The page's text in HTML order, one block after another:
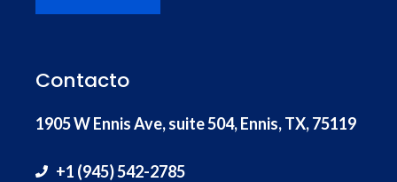
Contacto
1905 W Ennis Ave, suite 504, Ennis, TX, 75119
+1 (945) 542-2785